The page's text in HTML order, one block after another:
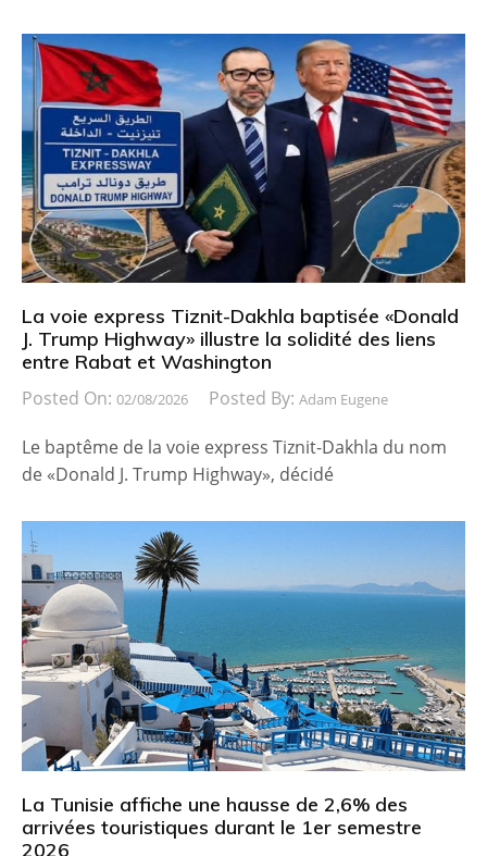
La voie express Tiznit-Dakhla baptisée «Donald
J. Trump Highway» illustre la solidité des liens
entre Rabat et Washington
Posted On: 02/08/2026 Posted By: Adam Eugene
Le baptême de la voie express Tiznit-Dakhla du nom
de «Donald J. Trump Highway», décidé
La Tunisie affiche une hausse de 2,6% des
arrivées touristiques durant le 1er semestre
2026